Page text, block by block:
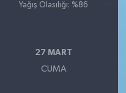
Yağış Olasılığı: %86
27 MART
CUMA